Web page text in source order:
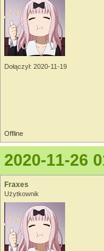
Dołączył: 2020-11-19
Offline
2020-11-26
Fraxes
Użytkownik